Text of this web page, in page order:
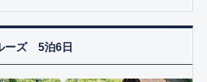
ーズ 5泊6日